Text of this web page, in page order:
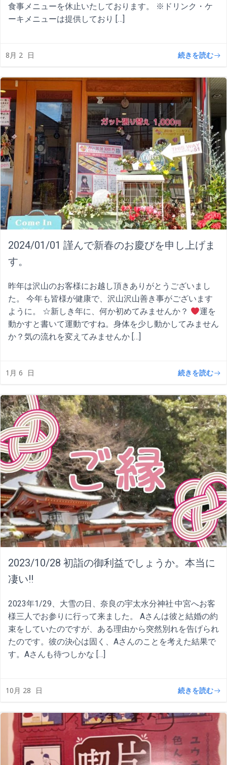
食事メニューを休止いたしております。 ※ドリンク・ケ
ーキメニューは提供しており […]
8月 2 日 続きを読む
2024/01/01 謹んで新春のお慶びを申し上げま
す。
昨年は沢山のお客様にお越し頂きありがとうございまし
た。 今年も皆様が健康で、沢山沢山善き事がございます
ように。 ☆新しき年に、何か初めてみませんか？
運を
動かすと書いて運動ですね。身体を少し動かしてみません
か？気の流れを変えてみませんか […]
1月 6 日 続きを読む
2023/10/28 初詣の御利益でしょうか。本当に
凄い!!
2023年1/29、大雪の日、奈良の宇太水分神社·中宮へお客
様三人でお参りに行って来ました。 Aさんは彼と結婚の約
束をしていたのですが、ある理由から突然別れを告げられ
たのです。彼の決心は固く、Aさんのことを考えた結果で
す。Aさんも待つしかな […]
10月 28 日 続きを読む